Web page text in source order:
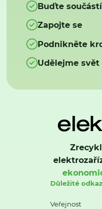
Buďte
Zapojte se
Podnikněte
Udělejme svět
Důležité
Veřejnost